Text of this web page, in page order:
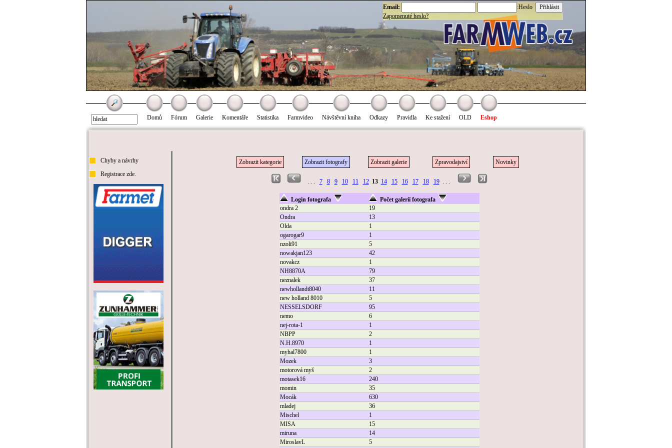
Email:
:Heslo
Zapomenuté heslo?
Domů Fórum Galerie Komentáře Statistika Farmvideo Návštěvní kniha Odkazy Pravidla Ke stažení OLD Eshop
Chyby a návrhy
Registrace zde.
Zobrazit kategorie Zobrazit fotografy Zobrazit galerie Zpravodajství Novinky
. . . 7 8 9 10 11 12 13 14 15 16 17 18 19. . .
Login fotografa
Počet galerií fotografa
ondra 2
19
Ondra
13
Olda
1
ogarogar9
1
nzoli91
5
nowakjan123
42
novakcz
1
NH8870A
79
neznalek
37
newhollandt8040
11
new holland 8010
5
NESSELSDORF
95
nemo
6
nej-rota-1
1
NBPP
2
N.H.8970
1
myhal7800
1
Mozek
3
motorová myš
2
motasek16
240
momin
35
Mocák
630
mladej
36
Mischel
1
MISA
15
miruna
14
MiroslavL
5